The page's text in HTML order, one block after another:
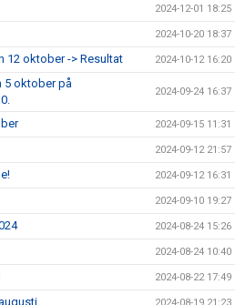
2024-12-01 18:25
2024-10-20 18:37
12 oktober -> Resultat 2024-10-12 16:20
5 oktober på
2024-09-24 16:37
2024-09-15 11:31
2024-09-12 21:57
2024-09-12 16:31
2024-09-10 19:27
2024-08-24 15:26
2024-08-24 10:40
2024-08-22 17:49